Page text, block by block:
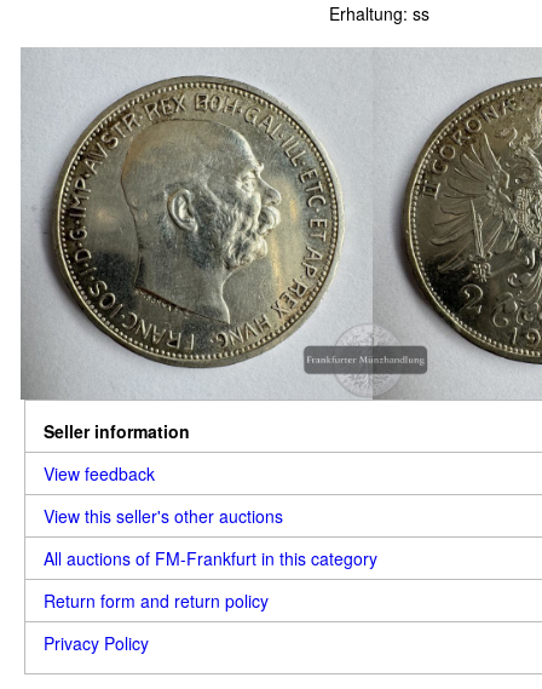
Erhaltung: ss
Seller information
View feedback
View this seller's other auctions
All auctions of FM-Frankfurt in this category
Return form and return policy
Privacy Policy